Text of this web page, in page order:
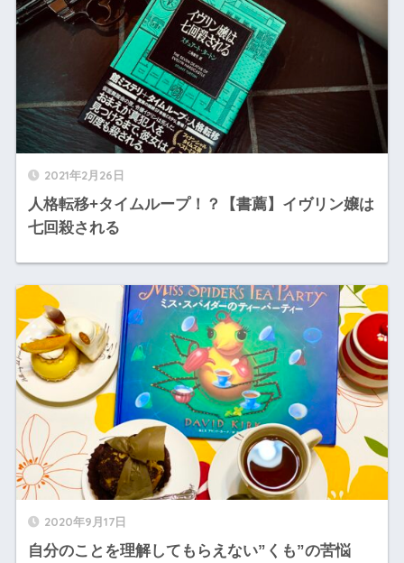
2021年2月26日
人格転移+タイムループ！？【書薦】イヴリン嬢は
七回殺される
2020年9月17日
自分のことを理解してもらえない”くも”の苦悩